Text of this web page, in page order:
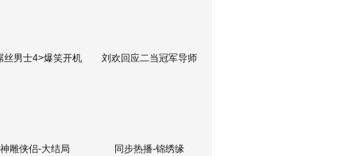
丝男士4>爆笑开机 刘欢回应二当冠军导师
神雕侠侣-大结局 同步热播-锦绣缘